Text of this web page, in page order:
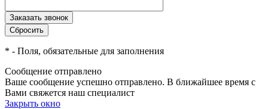
* - Поля, обязательные для заполнения
Сообщение отправлено
Ваше сообщение успешно отправлено. В ближайшее время с
Вами свяжется наш специалист
Закрыть окно